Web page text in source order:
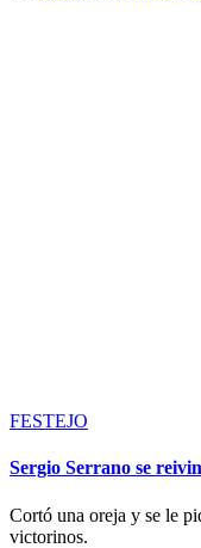
FESTEJO
Sergio Serrano se
Cortó una oreja y se le
victorinos.